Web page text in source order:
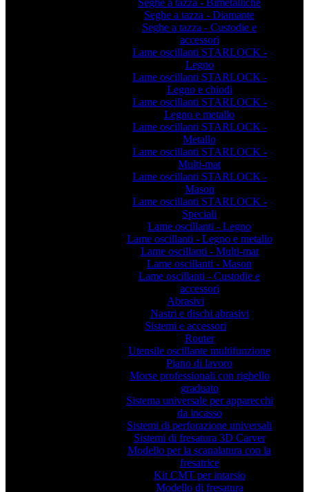
Seghe a tazza - Bimetalliche
Seghe a tazza - Diamante
Seghe a tazza - Custodie e
accessori
Lame oscillanti STARLOCK -
Legno
Lame oscillanti STARLOCK -
Legno e chiodi
Lame oscillanti STARLOCK -
Legno e metallo
Lame oscillanti STARLOCK -
Metallo
Lame oscillanti STARLOCK -
Multi-mat
Lame oscillanti STARLOCK -
Mason
Lame oscillanti STARLOCK -
Speciali
Lame oscillanti - Legno
Lame oscillanti - Legno e metallo
Lame oscillanti - Multi-mat
Lame oscillanti - Mason
Lame oscillanti - Custodie e
accessori
Abrasivi
Nastri e dischi abrasivi
Sistemi e accessori
Router
Utensile oscillante multifunzione
Piano di lavoro
Morse professionali con righello
graduato
Sistema universale per apparecchi
da incasso
Sistemi di perforazione universali
Sistemi di fresatura 3D Carver
Modello per la scanalatura con la
fresatrice
Kit CMT per intarsio
Modello di fresatura